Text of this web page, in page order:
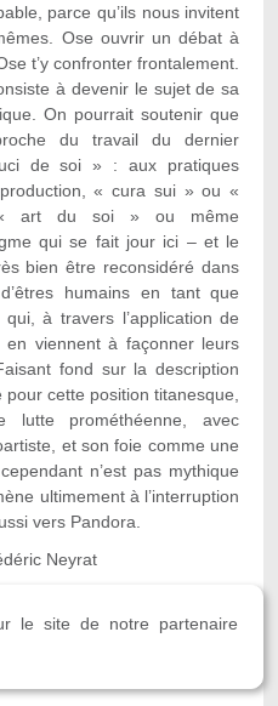
parce qu’ils nous invitent
Ose ouvrir un débat à
t’y confronter frontalement.
à devenir le sujet de sa
On pourrait soutenir que
du travail du dernier
de soi » : aux pratiques
production, « cura sui » ou «
art du soi » ou même
qui se fait jour ici – et le
bien être reconsidéré dans
humains en tant que
à travers l’application de
en viennent à façonner leurs
fond sur la description
cette position titanesque,
prométhéenne, avec
et son foie comme une
n’est pas mythique
ultimement à l’interruption
vers Pandora.
Neyrat
le site de notre partenaire